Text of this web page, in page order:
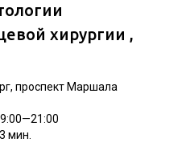
хирургии ,
проспект Маршала
мин.